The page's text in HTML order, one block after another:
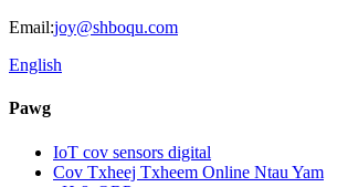
Email:joy@shboqu.com
English
Pawg
IoT cov sensors digital
Cov Txheej Txheem Online Ntau Yam